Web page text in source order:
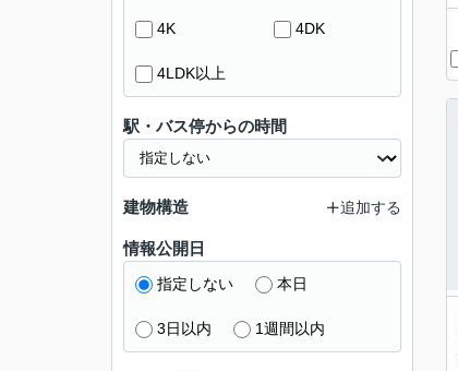
4K 4DK
4LDK以上
駅・バス停からの時間
建物構造 追加する
情報公開日
指定しない 本日
3日以内 1週間以内